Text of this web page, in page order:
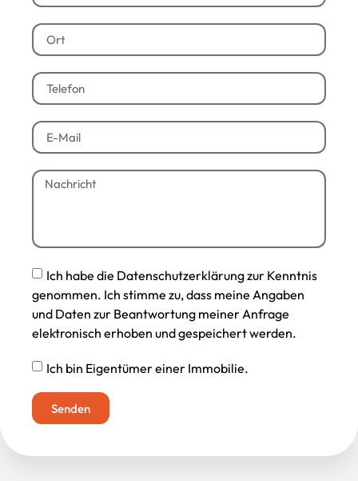
Ich habe die Datenschutzerklärung zur Kenntnis
genommen. Ich stimme zu, dass meine Angaben
und Daten zur Beantwortung meiner Anfrage
elektronisch erhoben und gespeichert werden.
Ich bin Eigentümer einer Immobilie.
Senden